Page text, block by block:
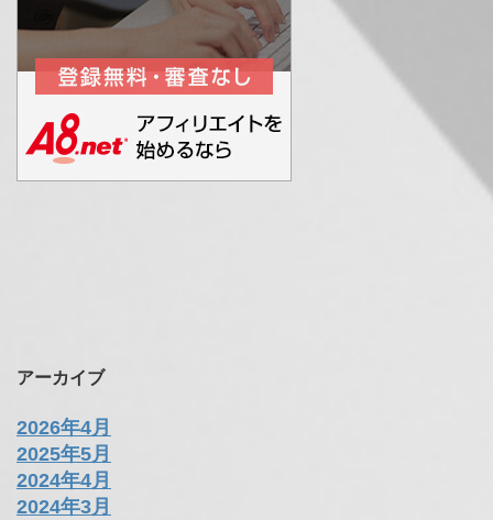
アーカイブ
2026年4月
2025年5月
2024年4月
2024年3月